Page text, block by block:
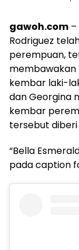
gawoh.com –
Rodriguez
perempuan,
membawakan
kembar laki-
dan Georgina
kembar
tersebut diberi
“Bella
pada caption